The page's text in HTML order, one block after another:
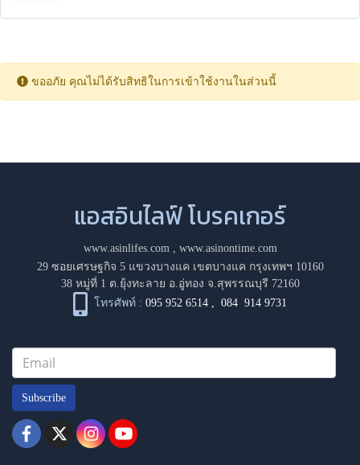
ขออภัย คุณไม่ได้รับสิทธิในการเข้าใช้งานในส่วนนี้
แอสอินไลฟ์ โบรคเกอร์
www.asinlifes.com, www.asinontime.com
29 ซอยเศรษฐกิจ 5 แขวงบางแค เขตบางแค กรุงเทพฯ 10160
38 หมู่ที่ 1 ต.ยุ้งทะลาย อ.อู่ทอง จ.สุพรรณบุรี 72160
โทรศัพท์ : 095 952 6514 ,084 914 9731
Subscribe